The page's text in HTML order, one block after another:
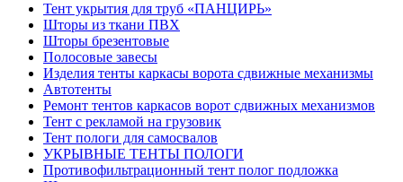
Тент укрытия для труб «ПАНЦИРЬ»
Шторы из ткани ПВХ
Шторы брезентовые
Полосовые завесы
Изделия тенты каркасы ворота сдвижные механизмы
Автотенты
Ремонт тентов каркасов ворот сдвижных механизмов
Тент с рекламой на грузовик
Тент пологи для самосвалов
УКРЫВНЫЕ ТЕНТЫ ПОЛОГИ
Противофильтрационный тент полог подложка